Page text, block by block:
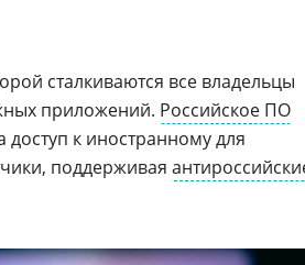
сталкиваются все владельцы
приложений. Российское ПО
к иностранному для
поддерживая